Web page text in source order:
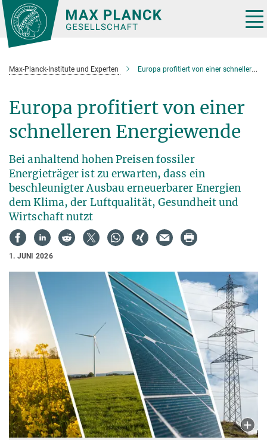
Hauptinhalt
Max-Planck-Institute und Experten Europa profitiert von einer schnelleren Energiewende
Europa profitiert von einer
schnelleren Energiewende
Bei anhaltend hohen Preisen fossiler
Energieträger ist zu erwarten, dass ein
beschleunigter Ausbau erneuerbarer Energien
dem Klima, der Luftqualität, Gesundheit und
Wirtschaft nutzt
1. JUNI 2026